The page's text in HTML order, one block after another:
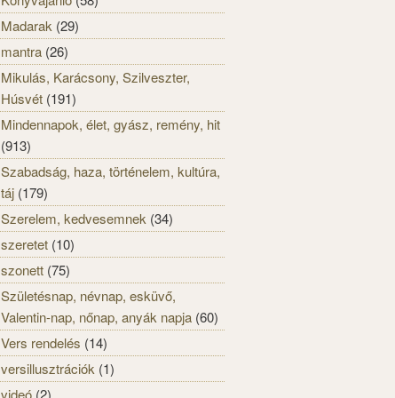
Madarak (29)
mantra (26)
Mikulás, Karácsony, Szilveszter,
Húsvét (191)
Mindennapok, élet, gyász, remény, hit
(913)
Szabadság, haza, történelem, kultúra,
táj (179)
Szerelem, kedvesemnek (34)
szeretet (10)
szonett (75)
Születésnap, névnap, esküvő,
Valentin-nap, nőnap, anyák napja (60)
Vers rendelés (14)
versillusztrációk (1)
videó (2)